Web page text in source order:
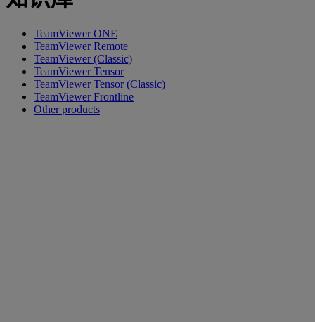
TeamViewer ONE
TeamViewer Remote
TeamViewer (Classic)
TeamViewer Tensor
TeamViewer Tensor (Classic)
TeamViewer Frontline
Other products